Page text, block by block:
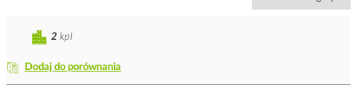
Dodaj do porównania
2 kpl